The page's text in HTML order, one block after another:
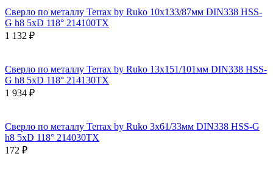
Сверло по металлу Terrax by Ruko 10x133/87мм DIN338 HSS-
G h8 5xD 118° 214100TX
1 132 ₽
Сверло по металлу Terrax by Ruko 13x151/101мм DIN338 HSS-
G h8 5xD 118° 214130TX
1 934 ₽
Сверло по металлу Terrax by Ruko 3x61/33мм DIN338 HSS-G
h8 5xD 118° 214030TX
172 ₽